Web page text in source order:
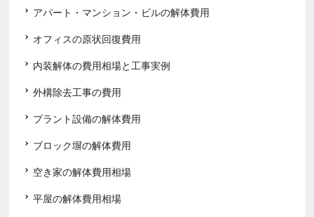
アパート・マンション・ビルの解体費用
オフィスの原状回復費用
内装解体の費用相場と工事実例
外構除去工事の費用
プラント設備の解体費用
ブロック塀の解体費用
空き家の解体費用相場
平屋の解体費用相場